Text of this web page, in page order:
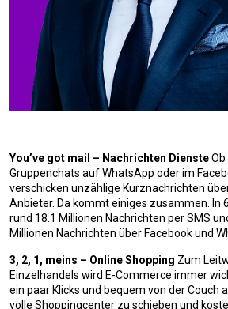
You’ve got mail – Nachrichten DiensteOb
Gruppenchats auf WhatsApp oder im
verschicken unzählige Kurznachrichten
Anbieter. Da kommt einiges zusammen. In
rund 18.1 Millionen Nachrichten per SMS
Millionen Nachrichten über Facebook und
3, 2, 1, meins – Online Shopping Zum
Einzelhandels wird E-Commerce immer
ein paar Klicks und bequem von der Couch
volle Shoppingcenter zu schieben und